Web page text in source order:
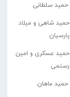
حمید سلطانی
حمید شاهی و میلاد
پارسیان
حمید عسکری و امین
رستمی
حمید ماهان